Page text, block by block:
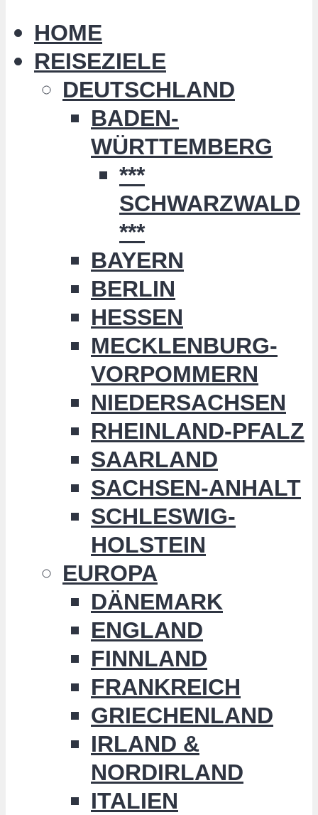
HOME
REISEZIELE
DEUTSCHLAND
BADEN-
WÜRTTEMBERG
***
SCHWARZWALD
***
BAYERN
BERLIN
HESSEN
MECKLENBURG-
VORPOMMERN
NIEDERSACHSEN
RHEINLAND-PFALZ
SAARLAND
SACHSEN-ANHALT
SCHLESWIG-
HOLSTEIN
EUROPA
DÄNEMARK
ENGLAND
FINNLAND
FRANKREICH
GRIECHENLAND
IRLAND &
NORDIRLAND
ITALIEN